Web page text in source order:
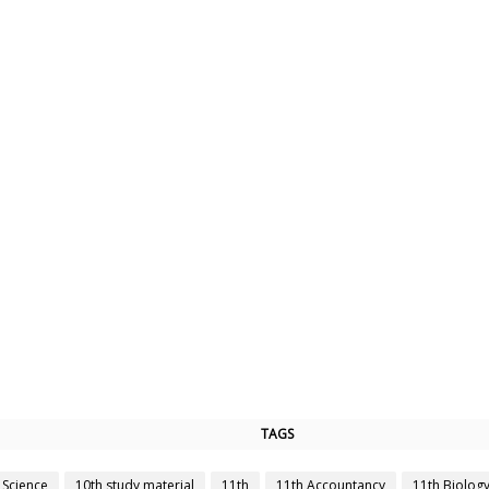
TAGS
10th study material 11th 11th Accountancy 11th Biology